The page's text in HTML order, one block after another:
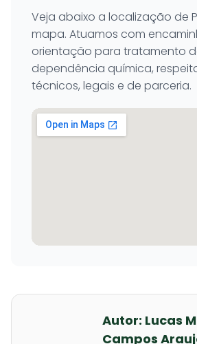
Veja abaixo a localização de
mapa. Atuamos com
orientação para tratamento
dependência química,
técnicos, legais e de parceria.
Autor: Lucas
Campos